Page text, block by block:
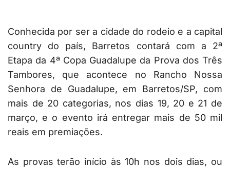
Conhecida por ser a cidade do rodeio e a capital
country do país, Barretos contará com a 2ª
Etapa da 4ª Copa Guadalupe da Prova dos Três
Tambores, que acontece no Rancho Nossa
Senhora de Guadalupe, em Barretos/SP, com
mais de 20 categorias, nos dias 19, 20 e 21 de
março, e o evento irá entregar mais de 50 mil
reais em premiações.
As provas terão início às 10h nos dois dias, ou